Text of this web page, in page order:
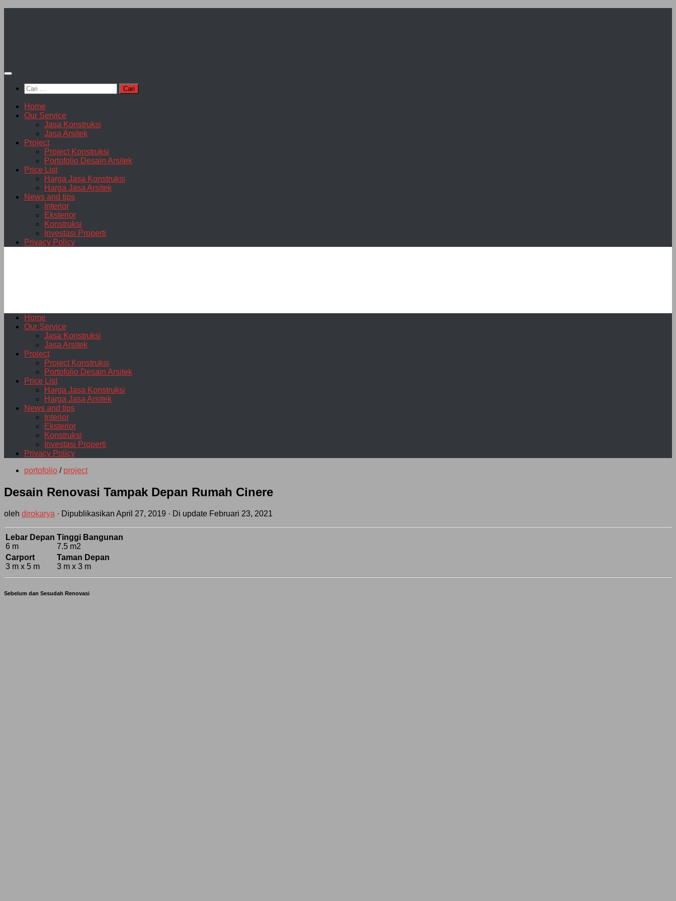
Cari
untuk:
Home
Our Service
Jasa Konstruksi
Jasa Arsitek
Project
Project Konstruksi
Portofolio Desain Arsitek
Price List
Harga Jasa Konstruksi
Harga Jasa Arsitek
News and tips
Interior
Eksterior
Konstruksi
Investasi Properti
Privacy Policy
Home
Our Service
Jasa Konstruksi
Jasa Arsitek
Project
Project Konstruksi
Portofolio Desain Arsitek
Price List
Harga Jasa Konstruksi
Harga Jasa Arsitek
News and tips
Interior
Eksterior
Konstruksi
Investasi Properti
Privacy Policy
portofolio / project
Desain Renovasi Tampak Depan Rumah Cinere
oleh dirokarya · Dipublikasikan April 27, 2019 · Di update Februari 23, 2021
Lebar Depan
6 m
Tinggi Bangunan
7.5 m2
Carport
3 m x 5 m
Taman Depan
3 m x 3 m
Sebelum dan Sesudah Renovasi